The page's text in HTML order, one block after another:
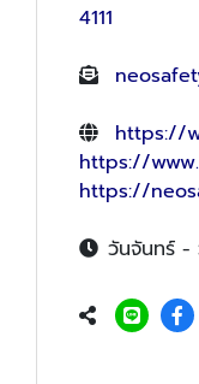
4111
https://
https://
https://
วันจันทร์ -